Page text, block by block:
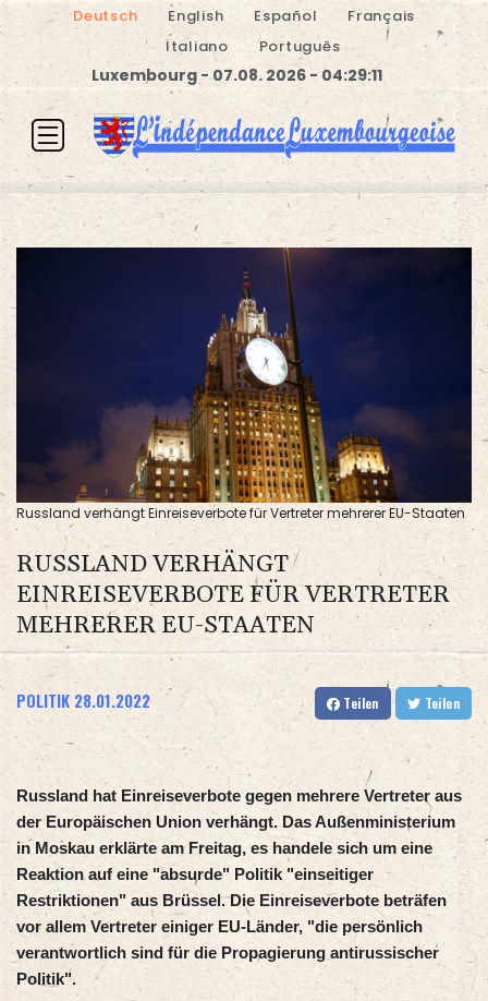
Deutsch English Español
Français
Italiano
Português
Luxembourg - 07.08. 2026 - 04:29:11
Russland verhängt Einreiseverbote für Vertreter mehrerer EU-Staaten
RUSSLAND VERHÄNGT
EINREISEVERBOTE FÜR VERTRETER
MEHRERER EU-STAATEN
POLITIK 28.01.2022 Teilen Teilen
Russland hat Einreiseverbote gegen mehrere Vertreter aus
der Europäischen Union verhängt. Das Außenministerium
in Moskau erklärte am Freitag, es handele sich um eine
Reaktion auf eine "absurde" Politik "einseitiger
Restriktionen" aus Brüssel. Die Einreiseverbote beträfen
vor allem Vertreter einiger EU-Länder, "die persönlich
verantwortlich sind für die Propagierung antirussischer
Politik".